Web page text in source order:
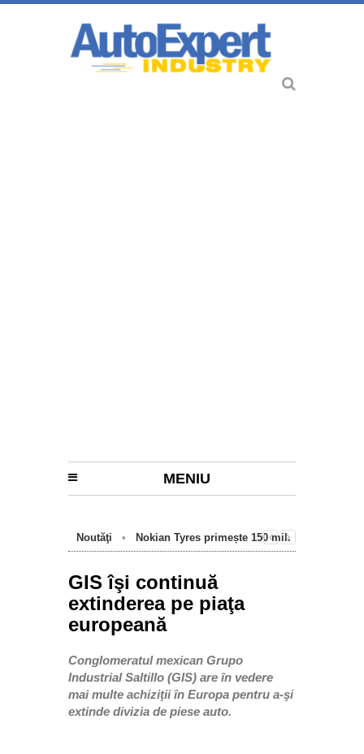
MENIU
Noutăţi •
Nokian Tyres primește 150 mil.
cu emisii zero de la Oradea
GIS îşi continuă
extinderea pe piaţa
europeană
Conglomeratul mexican Grupo
Industrial Saltillo (GIS) are în vedere
mai multe achiziţii în Europa pentru a-şi
extinde divizia de piese auto.